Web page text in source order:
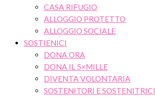
CASA RIFUGIO
ALLOGGIO PROTETTO
ALLOGGIO SOCIALE
SOSTIENICI
DONA ORA
DONA IL 5×MILLE
DIVENTA VOLONTARIA
SOSTENITORI E SOSTENITRICI